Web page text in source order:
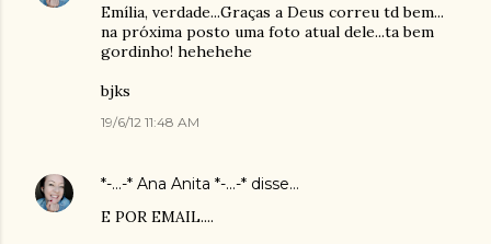
Emília, verdade...Graças a Deus correu td bem...
na próxima posto uma foto atual dele...ta bem
gordinho! hehehehe
bjks
19/6/12 11:48 AM
*-...-* Ana Anita *-...-* disse…
E POR EMAIL....